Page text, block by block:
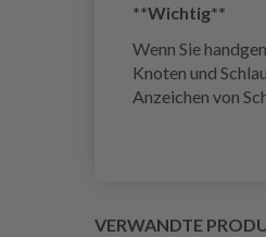
**Wichtig**
Wenn Sie
Knoten und
Anzeichen von
VERWANDTE